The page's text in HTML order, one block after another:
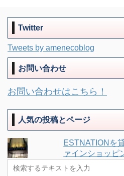
Twitter
Tweets by amenecoblog
お問い合わせ
お問い合わせはこちら！
人気の投稿とページ
ESTNATIONを
ァインショッピ